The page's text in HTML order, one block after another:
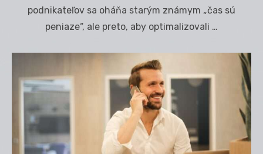
podnikateľov sa oháňa starým známym „čas sú
peniaze“, ale preto, aby optimalizovali …